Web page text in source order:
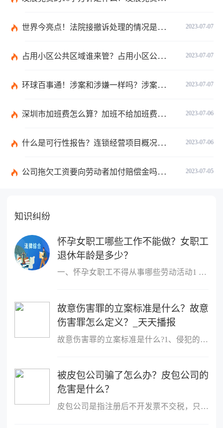
2023-07-07
世界今亮点！法院接撤诉处理的情况是什么？离婚案件撤诉后什么时候可以再起诉？
2023-07-07
占用小区公共区域谁来管？占用小区公共区域违法吗？
2023-07-07
环球百事通！涉案和涉嫌一样吗？涉案金额多少可以立案？
2023-07-06
深圳市加班费怎么算？加班不给加班费应该怎么办？
2023-07-06
什么是可行性报告？连锁经营项目概况都有哪些内容？ 环球观察
2023-07-05
公司拖欠工资要向劳动者加付赔偿金吗？拖欠工资仲裁时效期间是如何规定的？
知识纠纷
怀孕女职工哪些工作不能做？女职工
退休年龄是多少？
一、怀孕女职工不得从事哪些劳动活动1 作业场所空气中铅及其化合物
故意伤害罪的立案标准是什么？故意
伤害罪怎么定义？_天天播报
故意伤害罪的立案标准是什么?1、侵犯的客体是他人的身体健康权;2、
被皮包公司骗了怎么办？皮包公司的
危害是什么？
皮包公司是指注册后不开发票不交税，只用公司名称进行进出账的公司